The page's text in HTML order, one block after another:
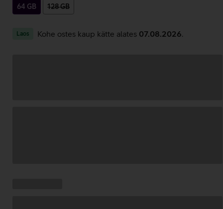
64 GB 128 GB
Laos Kohe ostes kaup kätte alates 07.08.2026